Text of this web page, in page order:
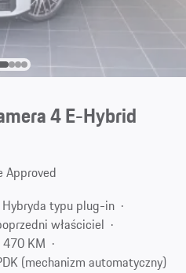
4 E-Hybrid
Approved
Hybryda typu plug-in
właściciel
KM
(mechanizm automatyczny)